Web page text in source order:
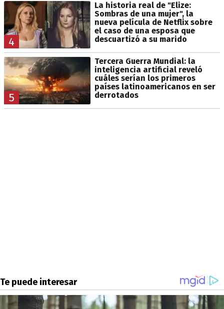
4
La historia real de "Elize:
Sombras de una mujer", la
nueva película de Netflix sobre
el caso de una esposa que
descuartizó a su marido
5
Tercera Guerra Mundial: la
inteligencia artificial reveló
cuáles serían los primeros
países latinoamericanos en ser
derrotados